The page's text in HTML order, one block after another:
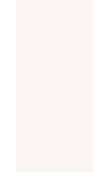
Giới
Chân váy
kế tối giản
thấy thoải